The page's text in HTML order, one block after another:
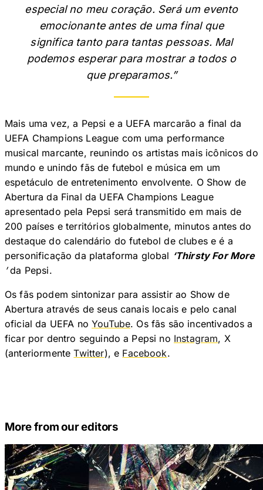
especial no meu coração. Será um evento
emocionante antes de uma final que
significa tanto para tantas pessoas. Mal
podemos esperar para mostrar a todos o
que preparamos.”
Mais uma vez, a Pepsi e a UEFA marcarão a final da
UEFA Champions League com uma performance
musical marcante, reunindo os artistas mais icônicos do
mundo e unindo fãs de futebol e música em um
espetáculo de entretenimento envolvente. O Show de
Abertura da Final da UEFA Champions League
apresentado pela Pepsi será transmitido em mais de
200 países e territórios globalmente, minutos antes do
destaque do calendário do futebol de clubes e é a
personificação da plataforma global ‘Thirsty For More
’da Pepsi.
Os fãs podem sintonizar para assistir ao Show de
Abertura através de seus canais locais e pelo canal
oficial da UEFA noYouTube. Os fãs são incentivados a
ficar por dentro seguindo a Pepsi no Instagram, X
(anteriormenteTwitter), e Facebook.
More from our editors